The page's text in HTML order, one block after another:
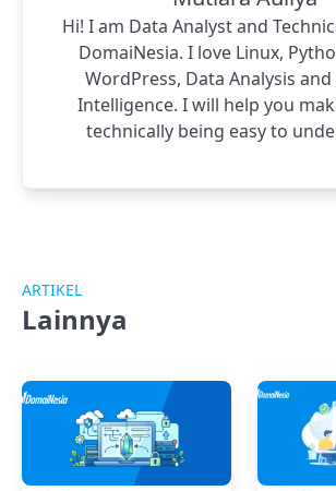
Hi! I am Data Analyst and
DomaiNesia. I love Linux,
WordPress, Data Analysis
Intelligence. I will help you
technically being easy to
ARTIKEL
Lainnya